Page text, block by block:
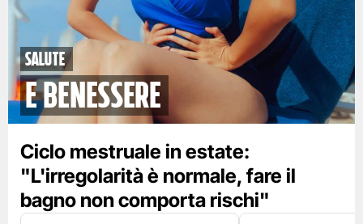
Salute
e benessere
Ciclo mestruale in estate:
"L'irregolarità è normale, fare il
bagno non comporta rischi"